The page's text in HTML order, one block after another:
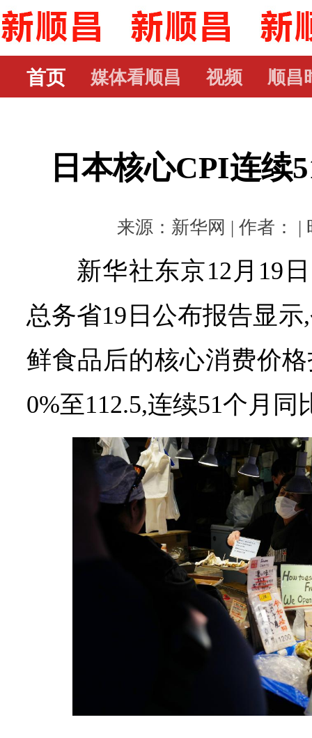
首页 媒体看顺昌 视频 顺昌
日本核心CPI连续
来源：新华网 | 作者： |
新华社东京12月19
总务省19日公布报告显
鲜食品后的核心消费价
0%至112.5,连续51个月同